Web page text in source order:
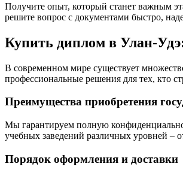
Получите опыт, который станет важным
решите вопрос с документами быстро,
Купить диплом в Улан-
В современном мире существует
профессиональные решения для тех, кто
Преимущества приобретения
Мы гарантируем полную
учебных заведений различных уровней –
Порядок оформления и доставки